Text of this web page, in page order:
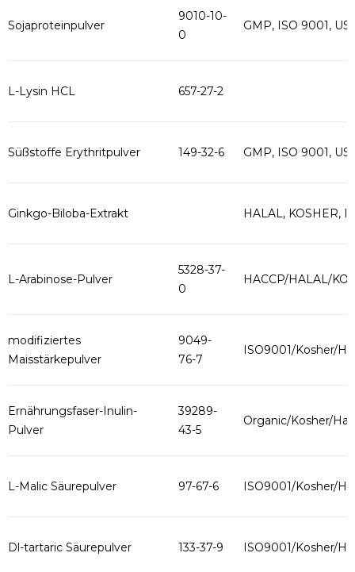
Sojaproteinpulver
9010-10-
0
GMP, ISO 9001,
L-Lysin HCL 657-27-2
Süßstoffe Erythritpulver 149-32-6 GMP, ISO 9001,
Ginkgo-Biloba-Extrakt HALAL, KOSHER,
L-Arabinose-Pulver
5328-37-
0
HACCP/HALAL/
modifiziertes
Maisstärkepulver
9049-
76-7
ISO9001/Kosher/
Ernährungsfaser-Inulin-
Pulver
39289-
43-5
Organic/Kosher/
L-Malic Säurepulver 97-67-6 ISO9001/Kosher/
Dl-tartaric Säurepulver 133-37-9 ISO9001/Kosher/